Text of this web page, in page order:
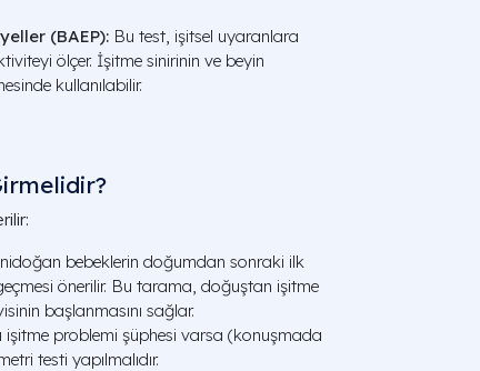
(BAEP): Bu test, işitsel uyaranlara
ölçer. İşitme sinirinin ve beyin
kullanılabilir.
bebeklerin doğumdan sonraki ilk
önerilir. Bu tarama, doğuştan işitme
başlanmasını sağlar.
işitme problemi şüphesi varsa (konuşmada
testi yapılmalıdır.